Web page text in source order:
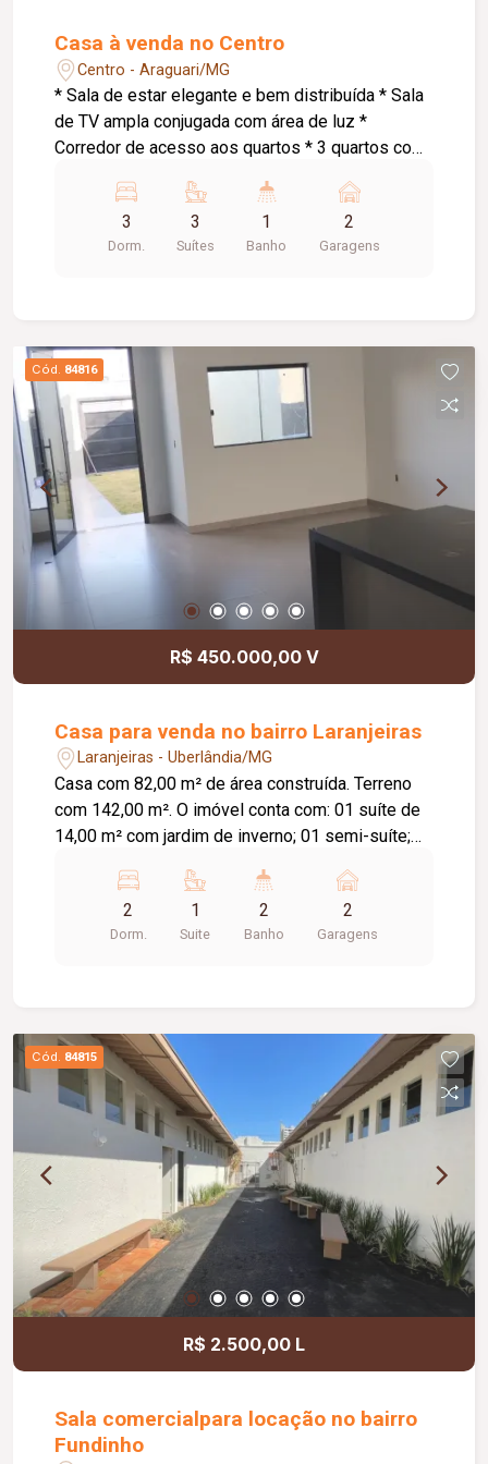
Casa à venda no Centro
Centro - Araguari/MG
* Sala de estar elegante e bem distribuída * Sala
de TV ampla conjugada com área de luz *
Corredor de acesso aos quartos * 3 quartos com
planejados e banheira de hidromassagem * 1
suíte com armários planejados * Cozinha
conjugada com área gourmet ampla *
pequenos * Portão eletrônico * 2 interfones para
maior comodidade e acessibilidade * Energia
solar atendendo as 3 suítes, proporcionando
mais economia e eficiência energética
3
Dorm.
3
Suítes
1
Banho
2
Garagens
Cód. 84816
R$ 450.000,00 V
Casa para venda no bairro Laranjeiras
Laranjeiras - Uberlândia/MG
Casa com 82,00 m² de área construída. Terreno
com 142,00 m². O imóvel conta com: 01 suíte de
14,00 m² com jardim de inverno; 01 semi-suíte;
m; Área gourmet; Diferenciais: Piso em
porcelanato Via Rosa Tipo A com rodapé
embutido; Tubulação Amanco; Louças Deca; Gás
banheiros e cozinha; Banheiros com box e ducha
higiênica; Paisagismo completo; Muros com
concertina e cerca elétrica, proporcionando mais
segurança.
2
Dorm.
1
Suite
2
Banho
2
Garagens
Cód. 84815
R$ 2.500,00 L
Sala comercialpara locação no bairro
Fundinho